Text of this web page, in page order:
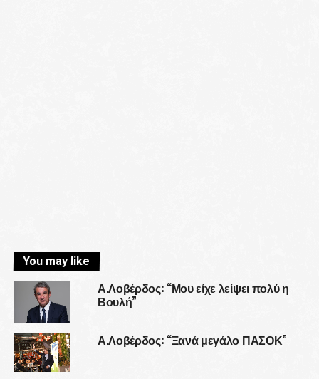
You may like
Α.Λοβέρδος: “Μου είχε λείψει πολύ η
Βουλή”
Α.Λοβέρδος: “Ξανά μεγάλο ΠΑΣΟΚ”